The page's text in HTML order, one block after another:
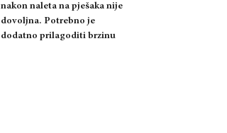
nakon naleta na pješaka nije
dovoljna. Potrebno je
dodatno prilagoditi brzinu